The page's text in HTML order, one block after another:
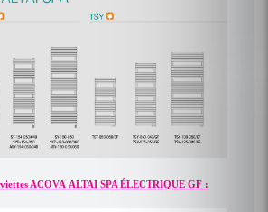
ACOVA ALTAI SPA ÉLECTRIQUE GF :